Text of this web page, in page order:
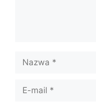
mail